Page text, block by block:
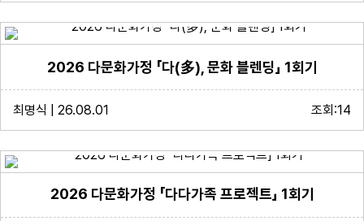
2026 다문화가정 「다(多), 문화 블렌딩」 1회기
최명식 | 26.08.01 조회:14
2026 다문화가정 「다다가족 프로젝트」 1회기